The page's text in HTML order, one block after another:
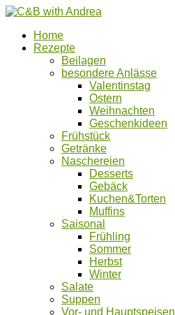
Home
Rezepte
Beilagen
besondere Anlässe
Valentinstag
Ostern
Weihnachten
Geschenkideen
Frühstück
Getränke
Naschereien
Desserts
Gebäck
Kuchen&Torten
Muffins
Saisonal
Frühling
Sommer
Herbst
Winter
Salate
Suppen
Vor- und Hauptspeisen